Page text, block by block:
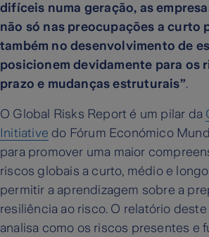
difíceis numa geração, as
não só nas preocupações a curto
também no desenvolvimento de
posicionem devidamente para os
prazo e mudanças estruturais”.
O Global Risks Report é um pilar da
Initiative do Fórum Económico
para promover uma maior
riscos globais a curto, médio e
permitir a aprendizagem sobre a
resiliência ao risco. O relatório
analisa como os riscos presentes e